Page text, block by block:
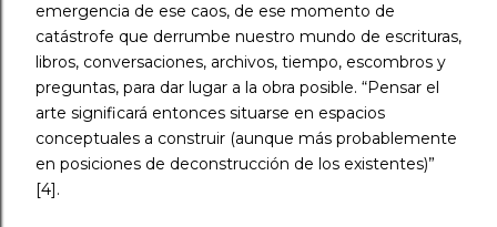
emergencia de ese caos, de ese momento de
catástrofe que derrumbe nuestro mundo de escrituras,
libros, conversaciones, archivos, tiempo, escombros y
preguntas, para dar lugar a la obra posible. “Pensar el
arte significará entonces situarse en espacios
conceptuales a construir (aunque más probablemente
en posiciones de deconstrucción de los existentes)”
[4].